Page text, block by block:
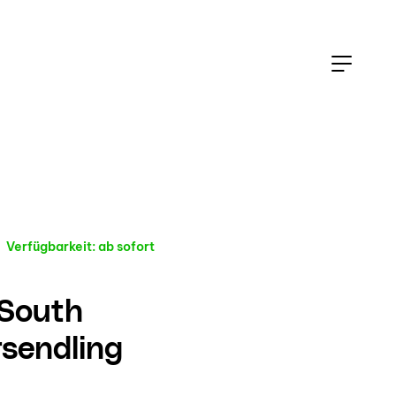
Verfügbarkeit: ab sofort